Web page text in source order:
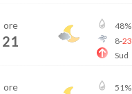
ore
21
48%
8-23
Sud
ore 51%